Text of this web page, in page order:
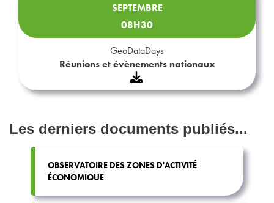
SEPTEMBRE
08H30
GeoDataDays
Réunions et évènements nationaux
Les derniers documents publiés...
OBSERVATOIRE DES ZONES D'ACTIVITÉ
ÉCONOMIQUE